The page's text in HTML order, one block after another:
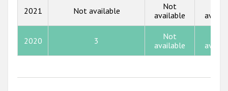
2013
2012
2009
2021 Not available
Not
available
2020 3
Not
available